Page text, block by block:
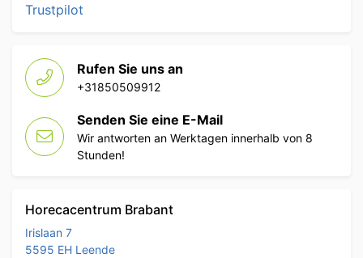
Trustpilot
Rufen Sie uns an
+31850509912
Senden Sie eine E-Mail
Wir antworten an Werktagen innerhalb von 8
Stunden!
Horecacentrum Brabant
Irislaan 7
5595 EH Leende